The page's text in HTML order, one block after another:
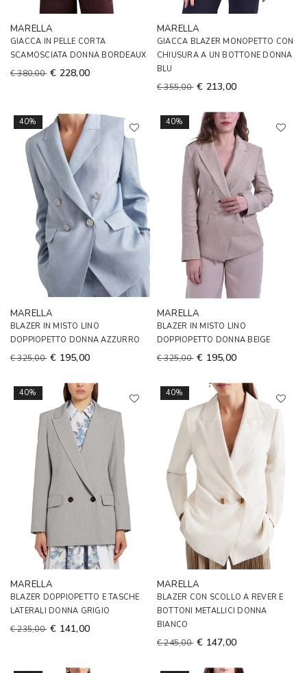
MARELLA
GIACCA IN PELLE CORTA
SCAMOSCIATA DONNA BORDEAUX
€ 380,00 € 228,00
MARELLA
GIACCA BLAZER MONOPETTO CON
CHIUSURA A UN BOTTONE DONNA
BLU
€ 355,00 € 213,00
40%
MARELLA
BLAZER IN MISTO LINO
DOPPIOPETTO DONNA AZZURRO
€ 325,00 € 195,00
40%
MARELLA
BLAZER IN MISTO LINO
DOPPIOPETTO DONNA BEIGE
€ 325,00 € 195,00
40%
MARELLA
BLAZER DOPPIOPETTO E TASCHE
LATERALI DONNA GRIGIO
€ 235,00 € 141,00
40%
MARELLA
BLAZER CON SCOLLO A REVER E
BOTTONI METALLICI DONNA
BIANCO
€ 245,00 € 147,00